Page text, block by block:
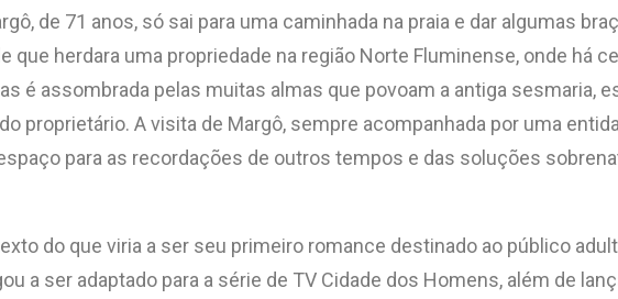
de 71 anos, só sai para uma caminhada na praia e dar algumas
herdara uma propriedade na região Norte Fluminense, onde há
é assombrada pelas muitas almas que povoam a antiga sesmaria,
proprietário. A visita de Margô, sempre acompanhada por uma
para as recordações de outros tempos e das soluções
do que viria a ser seu primeiro romance destinado ao público
a ser adaptado para a série de TV Cidade dos Homens, além de